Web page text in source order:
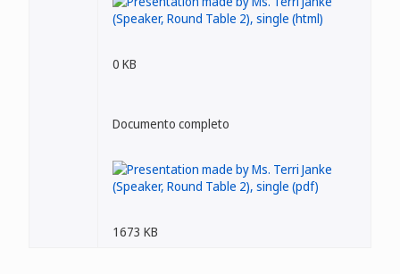
0 KB
Documento completo
1673 KB